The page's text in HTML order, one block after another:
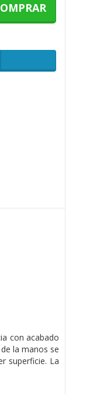
con acabado
la manos se
superficie. La